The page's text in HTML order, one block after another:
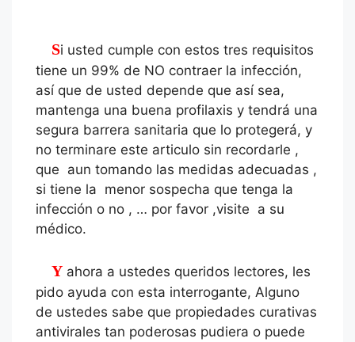
Si usted cumple con estos tres requisitos
tiene un 99% de NO contraer la infección,
así que de usted depende que así sea,
mantenga una buena profilaxis y tendrá una
segura barrera sanitaria que lo protegerá, y
no terminare este articulo sin recordarle ,
que aun tomando las medidas adecuadas ,
si tiene la menor sospecha que tenga la
infección o no , … por favor ,visite a su
médico.
Y ahora a ustedes queridos lectores, les
pido ayuda con esta interrogante, Alguno
de ustedes sabe que propiedades curativas
antivirales tan poderosas pudiera o puede